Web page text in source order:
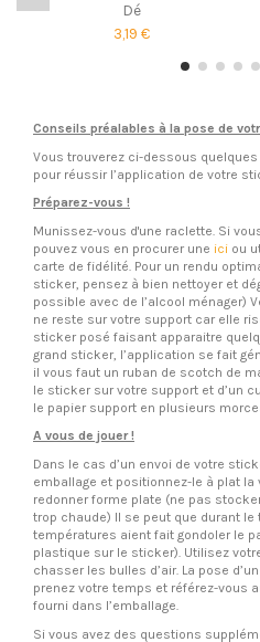
Dé
3,19 €
Conseils préalables à la pose de
Vous trouverez ci-dessous
pour réussir l’application de votre
Préparez-vous !
Munissez-vous d'une raclette. Si
pouvez vous en procurer une ici ou
carte de fidélité. Pour un rendu
sticker, pensez à bien nettoyer et
possible avec de l’alcool ménager)
ne reste sur votre support car elle
sticker posé faisant apparaitre
grand sticker, l’application se fait
il vous faut un ruban de scotch de
le sticker sur votre support et d’un
le papier support en plusieurs
A vous de jouer !
Dans le cas d’un envoi de votre
emballage et positionnez-le à plat la
redonner forme plate (ne pas
trop chaude) Il se peut que durant
températures aient fait gondoler le
plastique sur le sticker). Utilisez
chasser les bulles d’air. La pose
prenez votre temps et référez-vous
fourni dans l’emballage.
Si vous avez des questions